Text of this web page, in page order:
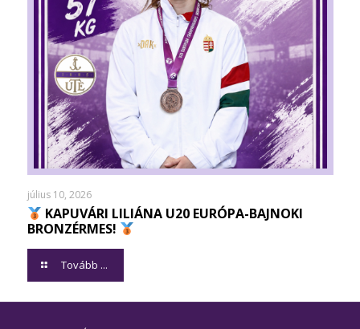
július 10, 2026
KAPUVÁRI LILIÁNA U20 EURÓPA-BAJNOKI
BRONZÉRMES!
Tovább ...